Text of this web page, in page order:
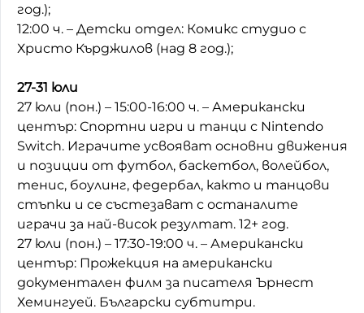
год.);
12:00 ч. – Детски отдел: Комикс студио с
Христо Кърджилов (над 8 год.);
27-31 юли
27 юли (пон.) – 15:00-16:00 ч. – Американски
център: Спортни игри и танци с Nintendo
Switch. Играчите усвояват основни движения
и позиции от футбол, баскетбол, волейбол,
тенис, боулинг, федербал, както и танцови
стъпки и се състезават с останалите
играчи за най-висок резултат. 12+ год.
27 юли (пон.) – 17:30-19:00 ч. – Американски
център: Прожекция на американски
документален филм за писателя Ърнест
Хемингуей. Български субтитри.